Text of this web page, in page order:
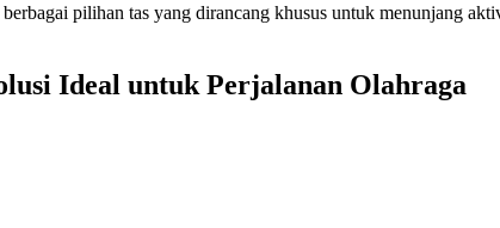
pilihan tas yang dirancang khusus untuk menunjang
Ideal untuk Perjalanan Olahraga